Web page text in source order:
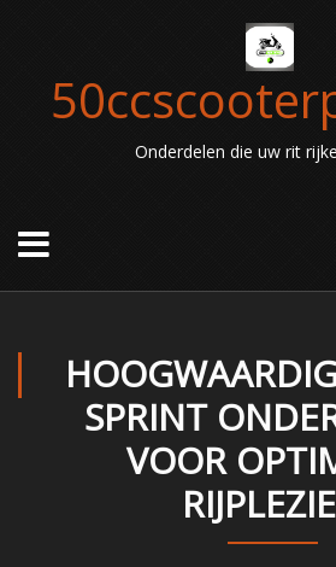
Onderdelen die uw rit
SPRINT
VOOR